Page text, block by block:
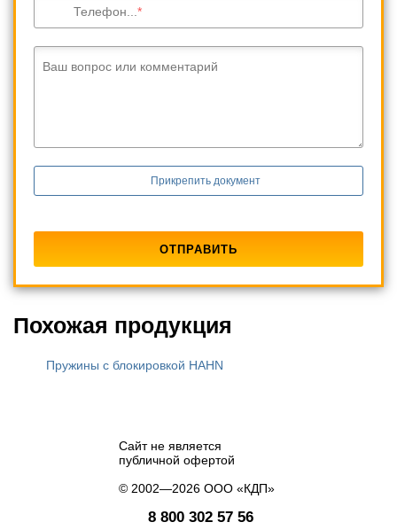
Телефон...
Ваш вопрос или комментарий
Прикрепить документ
Похожая продукция
Пружины с блокировкой HAHN
Сайт не является
публичной офертой
© 2002—2026 ООО «КДП»
8 800 302 57 56